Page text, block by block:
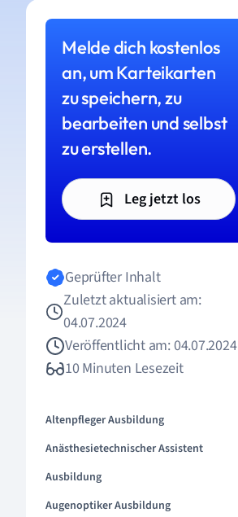
Melde dich kostenlos
an, um Karteikarten
zu speichern, zu
bearbeiten und selbst
zu erstellen.
Leg jetzt los
Geprüfter Inhalt
Zuletzt aktualisiert am:
04.07.2024
Veröffentlicht am: 04.07.2024
10 Minuten Lesezeit
Altenpfleger Ausbildung
Anästhesietechnischer Assistent
Ausbildung
Augenoptiker Ausbildung